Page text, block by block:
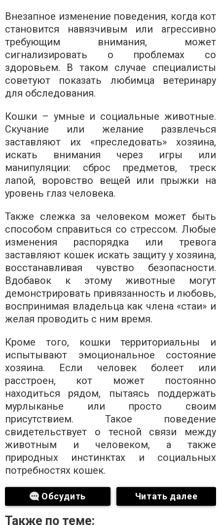
Внезапное изменение поведения, когда кот
становится навязчивым или агрессивно
требующим внимания, может
сигнализировать о проблемах со
здоровьем. В таком случае специалисты
советуют показать любимца ветеринару
для обследования.
Кошки – умные и социальные животные.
Скучание или желание развлечься
заставляют их «преследовать» хозяина,
искать внимания через игры или
манипуляции: сброс предметов, треск
лапой, воровство вещей или прыжки на
уровень глаз человека.
Также слежка за человеком может быть
способом справиться со стрессом. Любые
изменения распорядка или тревога
заставляют кошек искать защиту у хозяина,
восстанавливая чувство безопасности.
Вдобавок к этому животные могут
демонстрировать привязанность и любовь,
воспринимая владельца как члена «стаи» и
желая проводить с ним время.
Кроме того, кошки территориальны и
испытывают эмоциональное состояние
хозяина. Если человек болеет или
расстроен, кот может постоянно
находиться рядом, пытаясь поддержать
мурлыканье или просто своим
присутствием. Такое поведение
свидетельствует о тесной связи между
животным и человеком, а также
природных инстинктах и ​​социальных
потребностях кошек.
Обсудить Читать далее
Также по теме: